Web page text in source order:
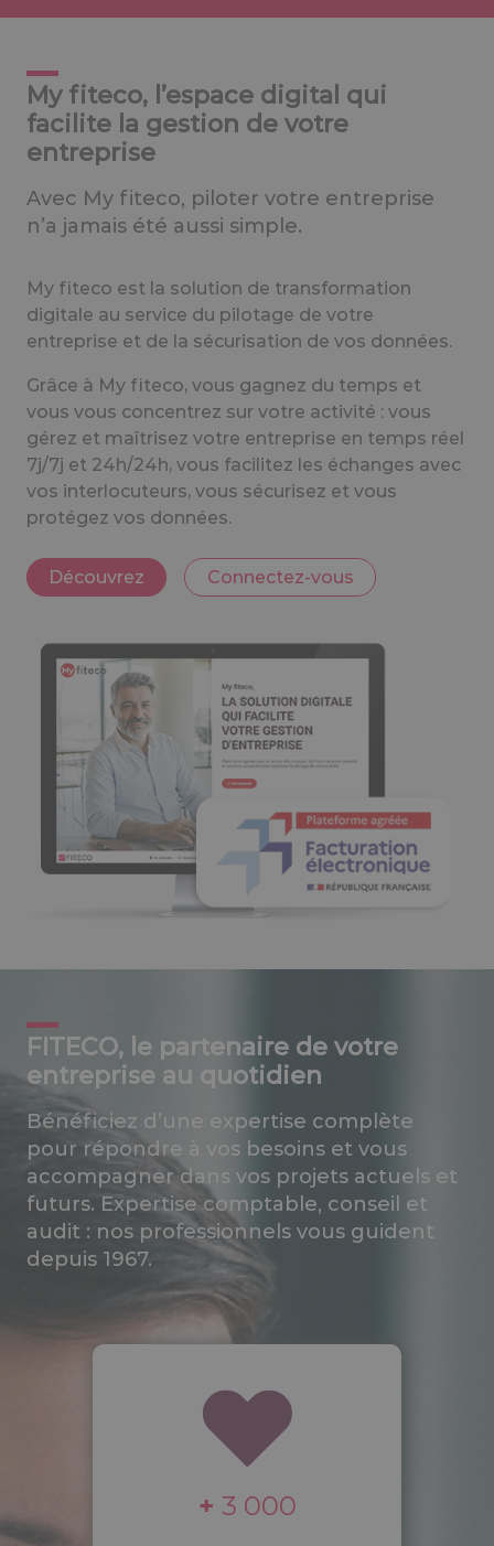
My fiteco, l’espace digital qui
facilite la gestion de votre
entreprise
Avec My fiteco, piloter votre entreprise
n’a jamais été aussi simple.
My fiteco est la solution de transformation
digitale au service du pilotage de votre
entreprise et de la sécurisation de vos données.
Grâce à My fiteco, vous gagnez du temps et
vous vous concentrez sur votre activité : vous
gérez et maîtrisez votre entreprise en temps réel
7j/7j et 24h/24h, vous facilitez les échanges avec
vos interlocuteurs, vous sécurisez et vous
protégez vos données.
Découvrez Connectez-vous
FITECO, le partenaire de votre
entreprise au quotidien
Bénéficiez d’une expertise complète
pour répondre à vos besoins et vous
accompagner dans vos projets actuels et
futurs. Expertise comptable, conseil et
audit : nos professionnels vous guident
depuis 1967.
+ 3 000